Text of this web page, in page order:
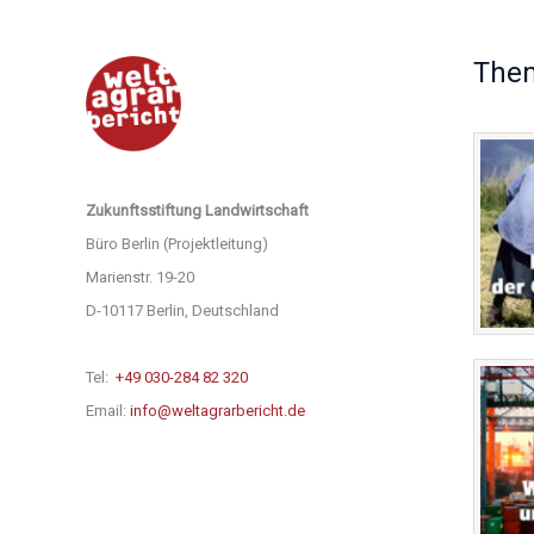
Zukunftsstiftung Landwirtschaft
Büro Berlin (Projektleitung)
Marienstr. 19-20
D-10117 Berlin, Deutschland
Tel: +49 030-284 82 320
Email: info@weltagrarbericht.de